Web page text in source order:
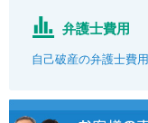
弁護士費用
自己破産の弁護士費用